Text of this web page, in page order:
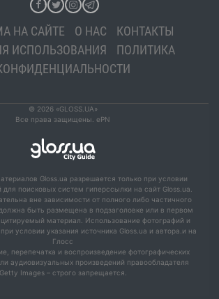
НА САЙТЕ О НАС
КОНТАКТЫ
ИСПОЛЬЗОВАНИЯ
ПОЛИТИКА
© 2026 «GLOSS.UA»
Все права защищены. ePN
Gloss.ua разрешается только при условии
поисковых систем гиперссылки на сайт Gloss.ua.
вне зависимости от полного либо частичного
быть размещена в подзаголовке или в первом
материал. Использование фотографий и
условии указания источника Gloss.ua и автора.и на
Глосс
перепечатка и воспроизведение фотографических
аудиовизуальных произведений правообладателя
Getty Images – строго запрещается.